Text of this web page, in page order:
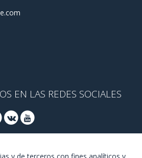
EN LAS REDES SOCIALES